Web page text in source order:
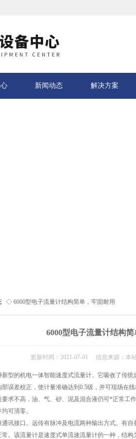
新闻动态 解决方案
◇ 6000型电子流量计结构简单，牢固耐用
6000型电子流量计结构
更新时间：2021-07-01 信息来源：
新型的机电一体智能速度式流量计。它吸收了传
误差校正，使计量准确达到0.5级，并可现场在
求不高，油、气、砂、泥及混合液仍可*正常工
可清零。
接口。远传有脉冲及电流两种输出方式。有自
。该流量计是速度式单流速流量计的一种，结